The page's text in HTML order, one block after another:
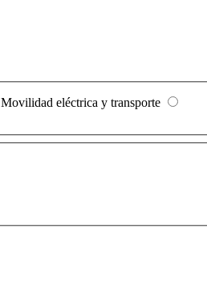
Movilidad eléctrica y transporte